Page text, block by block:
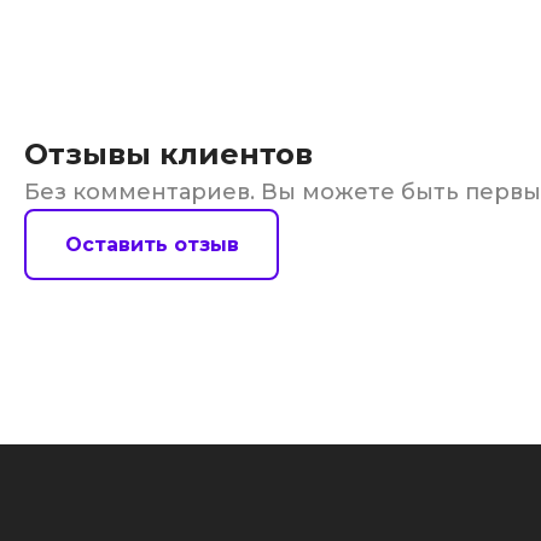
Отзывы клиентов
Без комментариев. Вы можете быть
Оставить отзыв